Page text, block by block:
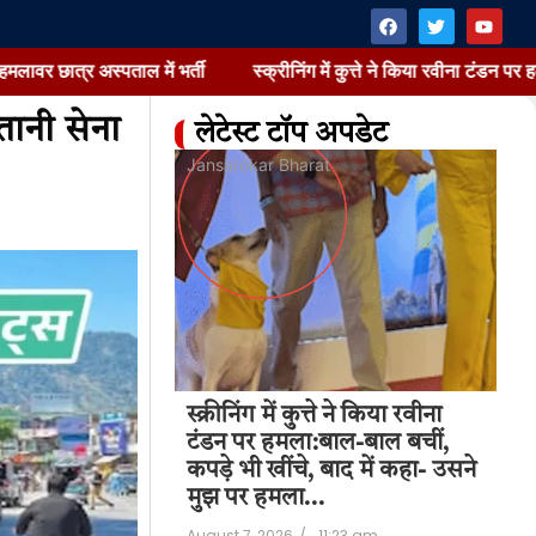
में भर्ती स्क्रीनिंग में कुत्ते ने किया रवीना टंडन पर हमला:बाल-
सेना
लेटेस्ट टॉप अपडेट
छात्र ने फायरिंग
कई घायल;
में भर्ती
am
Jansarokar Bharat
स्क्रीनिंग में कुत्ते ने किया रवीना
टंडन पर हमला:बाल-बाल बचीं,
कपड़े भी खींचे, बाद में कहा- उसने
मुझ पर हमला…